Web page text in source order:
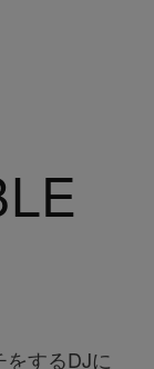
するDJに